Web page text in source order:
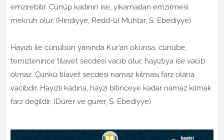
emzirebilir. Cünüp kadının ise, yıkamadan emzirmesi
mekruh olur. (Hindiyye, Redd-ül Muhtar, S. Ebediyye)
Hayızlı ile cünübün yanında Kur’an okunsa, cünübe,
temizlenince tilavet secdesi vacib olur, hayızlıya ise vacib
olmaz. Çünkü tilavet secdesi namaz kılması farz olana
vacibdir. Hayızlı kadına, hayzı bitinceye kadar namaz kılmak
farz değildir. (Dürer ve gurer, S. Ebediyye)